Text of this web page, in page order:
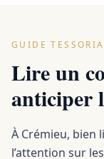
GUIDE TESSORIA
Lire un
anticiper
À Crémieu, bien
l’attention sur